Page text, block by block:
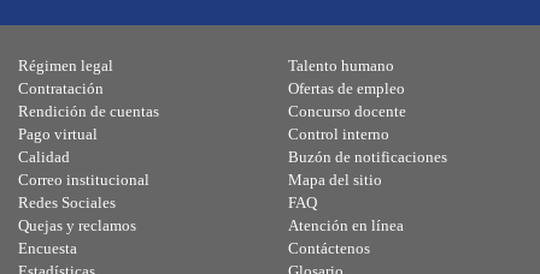
Régimen legal
Contratación
Rendición de cuentas
Pago virtual
Calidad
Talento humano
Ofertas de empleo
Concurso docente
Control interno
Buzón de notificaciones
Correo institucional
Redes Sociales
Quejas y reclamos
Encuesta
Mapa del sitio
FAQ
Atención en línea
Contáctenos